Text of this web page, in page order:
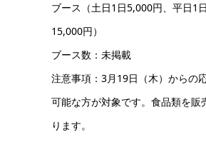
ブース（土日1日5,000円、平日1
15,000円）
ブース数：未掲載
注意事項：3月19日（木）からの
可能な方が対象です。食品類を
ります。